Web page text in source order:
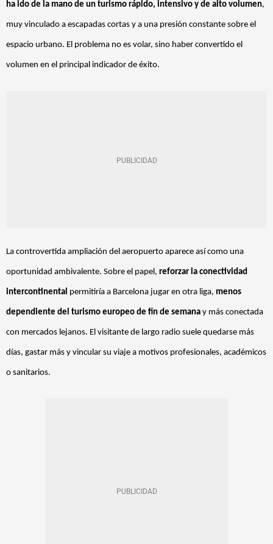
ha ido de la mano de un turismo rápido, intensivo y de alto volumen,
muy vinculado a escapadas cortas y a una presión constante sobre el
espacio urbano. El problema no es volar, sino haber convertido el
volumen en el principal indicador de éxito.
La controvertida ampliación del aeropuerto aparece así como una
oportunidad ambivalente. Sobre el papel, reforzar la conectividad
intercontinental permitiría a Barcelona jugar en otra liga, menos
dependiente del turismo europeo de fin de semana y más conectada
con mercados lejanos. El visitante de largo radio suele quedarse más
días, gastar más y vincular su viaje a motivos profesionales, académicos
o sanitarios.